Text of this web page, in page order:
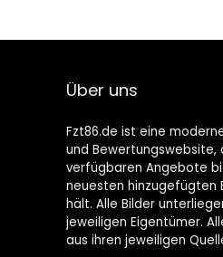
Über uns
Fzt86.de ist eine
und
verfügbaren Angebote
neuesten hinzugefügten
hält. Alle Bilder
jeweiligen Eigentümer.
aus ihren jeweiligen